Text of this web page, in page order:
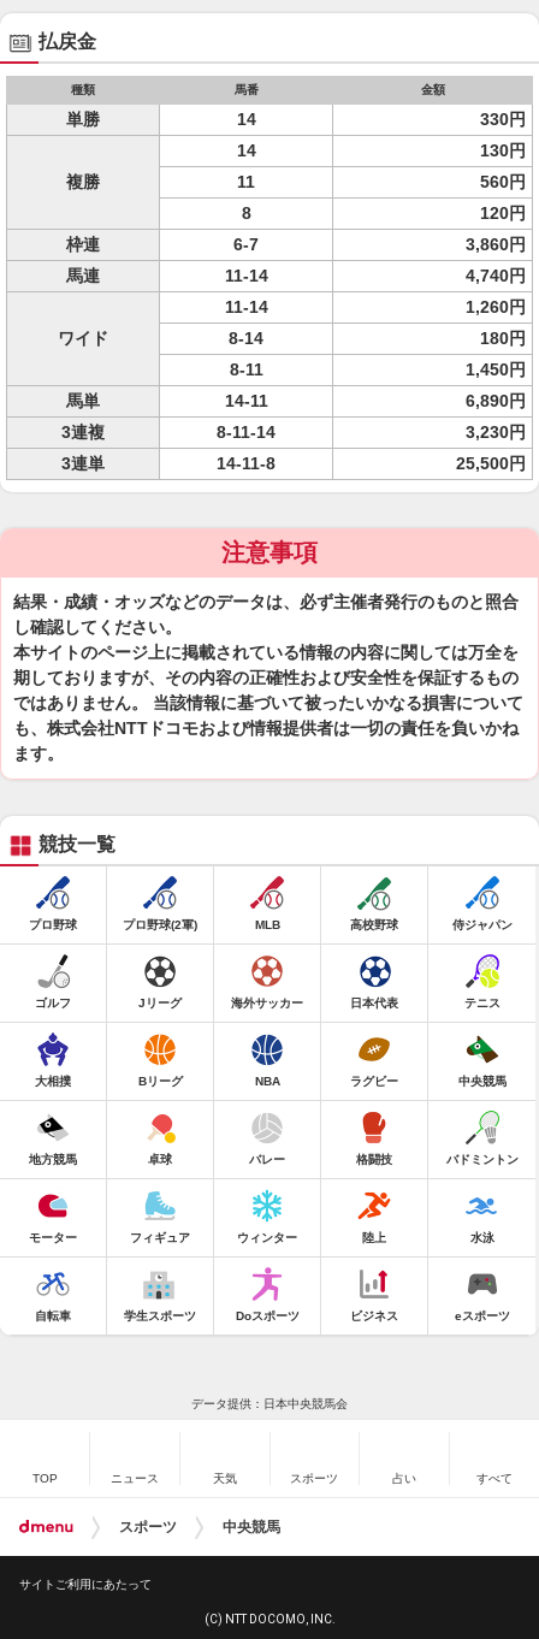
払戻金
種類 馬番 金額
単勝 14 330円
複勝
14
130円
11
560円
8
120円
枠連
6-7
3,860円
馬連
11-14 4,740円
ワイド
11-14
1,260円
8-14
180円
8-11
1,450円
馬単
14-11
6,890円
3連複
8-11-14
3,230円
3連単
14-11-8 25,500円
注意事項
結果・成績・オッズなどのデータは、必ず主催者発行のものと照合
し確認してください。
本サイトのページ上に掲載されている情報の内容に関しては万全を
期しておりますが、その内容の正確性および安全性を保証するもの
ではありません。 当該情報に基づいて被ったいかなる損害について
も、株式会社NTTドコモおよび情報提供者は一切の責任を負いかね
ます。
競技一覧
プロ野球 プロ野球(2軍) MLB 高校野球 侍ジャパン
ゴルフ Jリーグ 海外サッカー 日本代表 テニス
大相撲 Bリーグ NBA ラグビー 中央競馬
地方競馬 卓球 バレー 格闘技 バドミントン
モーター フィギュア ウィンター 陸上 水泳
自転車 学生スポーツ Doスポーツ ビジネス eスポーツ
データ提供：日本中央競馬会
TOP ニュース 天気 スポーツ 占い すべて
スポーツ 中央競馬
サイトご利用にあたって
(C) NTT DOCOMO, INC.